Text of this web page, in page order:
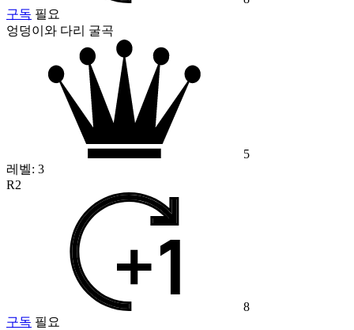
구독 필요
엉덩이와 다리 굴곡
5
레벨: 3
R2
8
구독 필요